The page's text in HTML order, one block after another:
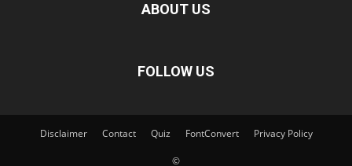
ABOUT US
FOLLOW US
Disclaimer Contact Quiz FontConvert Privacy Policy
©